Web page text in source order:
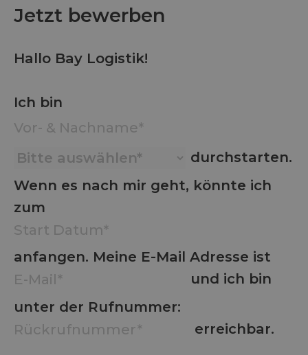
Jetzt bewerben
Hallo Bay Logistik!
Ich bin
durchstarten.
Wenn es nach mir geht, könnte ich
zum
anfangen. Meine E-Mail Adresse ist
und ich bin
unter der Rufnummer:
erreichbar.